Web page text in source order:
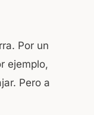
Por un
ejemplo,
Pero a